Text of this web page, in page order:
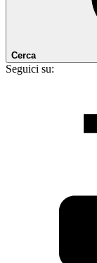
Cerca
Seguici su: